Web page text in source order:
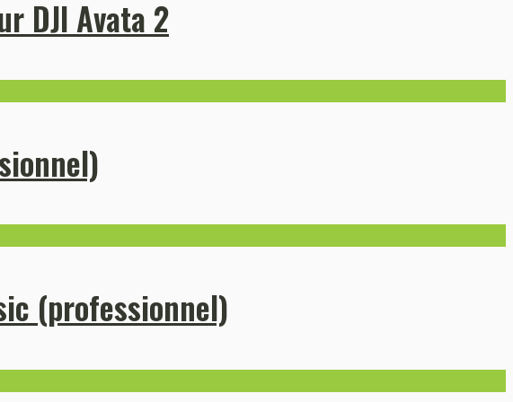
DJI Avata 2
(professionnel)